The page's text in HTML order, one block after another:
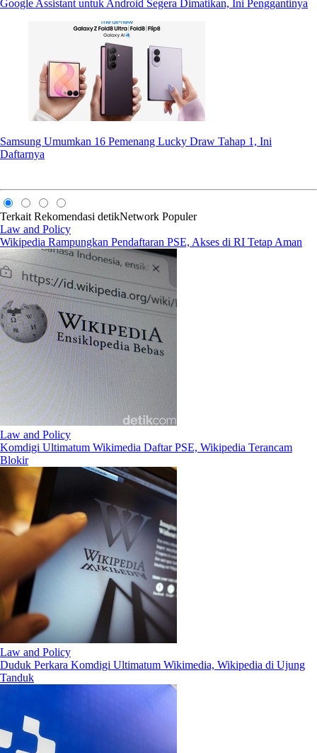
Google Assistant untuk Android Segera Dimatikan, Ini Penggantinya
Samsung Umumkan 16 Pemenang Lucky Draw Tahap 1, Ini
Daftarnya
Terkait Rekomendasi detikNetwork Populer
Law and Policy
Wikipedia Rampungkan Pendaftaran PSE, Akses di RI Tetap Aman
Law and Policy
Komdigi Ultimatum Wikimedia Daftar PSE, Wikipedia Terancam
Blokir
Law and Policy
Duduk Perkara Komdigi Ultimatum Wikimedia, Wikipedia di Ujung
Tanduk